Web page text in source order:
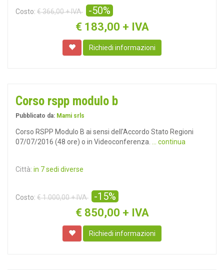
Costo: € 366,00 + IVA -50%
€ 183,00 + IVA
Richiedi informazioni
Corso rspp modulo b
Pubblicato da: Mami srls
Corso RSPP Modulo B ai sensi dell'Accordo Stato Regioni
07/07/2016 (48 ore) o in Videoconferenza.
... continua
Città: in 7 sedi diverse
Costo: € 1.000,00 + IVA -15%
€ 850,00 + IVA
Richiedi informazioni